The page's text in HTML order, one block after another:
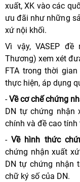
xuất, XK vào các
ưu đãi như những
xứ nội khối.
Vì vậy, VASEP đề
Thương) xem xét
FTA trong thời
thực hiện, áp dụng
-Về cơ chế chứng
DN tự chứng nhận
chính và đề cao tính
-Về hình thức
chứng nhận xuất
DN tự chứng nhận
chữ ký số của DN.